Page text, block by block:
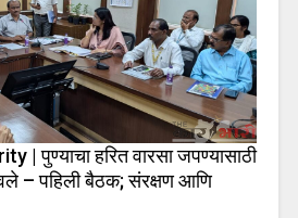
पुण्याचा हरित वारसा जपण्यासाठी
– पहिली बैठक; संरक्षण आणि